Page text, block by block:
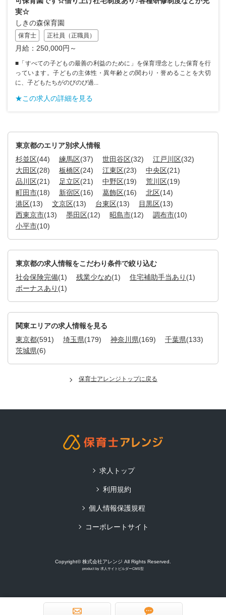
実☆
しきの森保育園
保育士 正社員（正職員）
月給：250,000円～
■「すべての子どもの最善の利益のために」を保育理念とした保育を行
っています。子どもの主体性・異年齢との関わり・誉めることを大切
に、子どもたちがのびのび過...
★この求人の詳細を見る
東京都のエリア別求人情報
杉並区(44) 練馬区(37) 世田谷区(32) 江戸川区(32)
大田区(28) 板橋区(24) 江東区(23) 中央区(21)
品川区(21) 足立区(21) 中野区(19) 荒川区(19)
町田市(18) 新宿区(16) 葛飾区(16) 北区(14)
港区(13) 文京区(13) 台東区(13) 目黒区(13)
西東京市(13) 墨田区(12) 昭島市(12) 調布市(10)
小平市(10)
東京都の求人情報をこだわり条件で絞り込む
社会保険完備(1) 残業少なめ(1) 住宅補助手当あり (1)
ボーナスあり (1)
関東エリアの求人情報を見る
東京都(591) 埼玉県(179) 神奈川県(169) 千葉県(133)
茨城県(6)
保育士アレンジトップに戻る
求人トップ
利用規約
個人情報保護規程
コーポレートサイト
Copyright© 株式会社アレンジ All Rights Reserved.
product by 求人サイトビルダーCMS型